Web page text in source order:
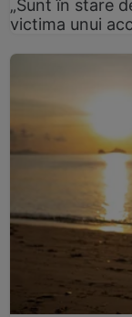
„Sunt în stare
victima unui